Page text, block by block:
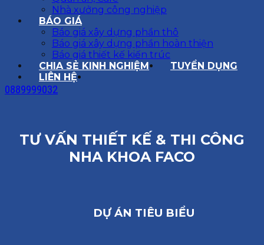
Nhà xưởng công nghiệp
BÁO GIÁ
Báo giá xây dựng phần thô
Báo giá xây dựng phần hoàn thiện
Báo giá thiết kế kiến trúc
CHIA SẺ KINH NGHIỆM
TUYỂN DỤNG
LIÊN HỆ
0889999032
TƯ VẤN THIẾT KẾ & THI CÔNG
NHA KHOA FACO
DỰ ÁN TIÊU BIỂU